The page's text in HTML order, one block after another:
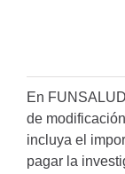
En
de
incluya el
pagar la